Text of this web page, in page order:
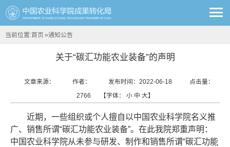
当前位置:首页 »通知公告
关于“碳汇功能农业装备”的声明
文章来源： 作者： 发布时间：2022-06-18
点击量：
2766
【字体： 小 中 大】
近期，一些组织或个人擅自以中国农业科学院名义推
广、销售所谓“碳汇功能农业装备”。在此我院郑重声明：
中国农业科学院从未参与研发、制作和销售所谓“碳汇功能